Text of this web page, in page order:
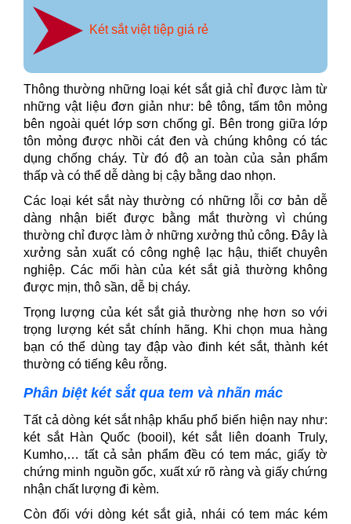
Két sắt việt tiệp giá rẻ
Thông thường những loại két sắt giả chỉ được làm từ
những vật liệu đơn giản như: bê tông, tấm tôn mỏng
bên ngoài quét lớp sơn chống gỉ. Bên trong giữa lớp
tôn mỏng được nhồi cát đen và chúng không có tác
dụng chống cháy. Từ đó độ an toàn của sản phẩm
thấp và có thể dễ dàng bị cậy bằng dao nhọn.
Các loại két sắt này thường có những lỗi cơ bản dễ
dàng nhận biết được bằng mắt thường vì chúng
thường chỉ được làm ở những xưởng thủ công. Đây là
xưởng sản xuất có công nghệ lạc hậu, thiết chuyên
nghiệp. Các mối hàn của két sắt giả thường không
được mịn, thô sần, dễ bị cháy.
Trọng lượng của két sắt giả thường nhẹ hơn so với
trọng lượng két sắt chính hãng. Khi chọn mua hàng
bạn có thể dùng tay đập vào đinh két sắt, thành két
thường có tiếng kêu rỗng.
Phân biệt két sắt qua tem và nhãn mác
Tất cả dòng két sắt nhập khẩu phổ biến hiện nay như:
két sắt Hàn Quốc (booil), két sắt liên doanh Truly,
Kumho,… tất cả sản phẩm đều có tem mác, giấy tờ
chứng minh nguồn gốc, xuất xứ rõ ràng và giấy chứng
nhận chất lượng đi kèm.
Còn đối với dòng két sắt giả, nhái có tem mác kém